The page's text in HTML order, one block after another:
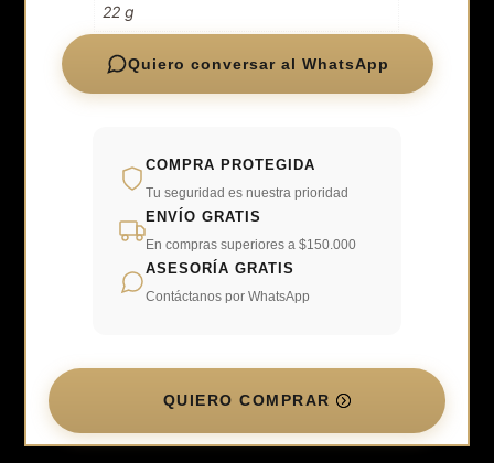
22 g
Quiero conversar al WhatsApp
COMPRA PROTEGIDA
Tu seguridad es nuestra prioridad
ENVÍO GRATIS
En compras superiores a $150.000
ASESORÍA GRATIS
Contáctanos por WhatsApp
QUIERO COMPRAR